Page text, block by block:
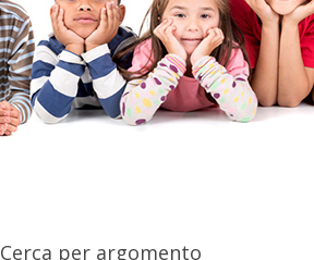
Cerca per argomento